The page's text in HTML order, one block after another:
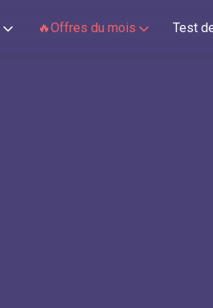
🔥Offres du mois Test